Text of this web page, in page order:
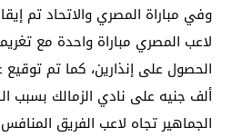
وفي مباراة المصري والاتحاد تم
ألف جنيه على نادي الزمالك بسبب
الجماهير تجاه لاعب الفريق